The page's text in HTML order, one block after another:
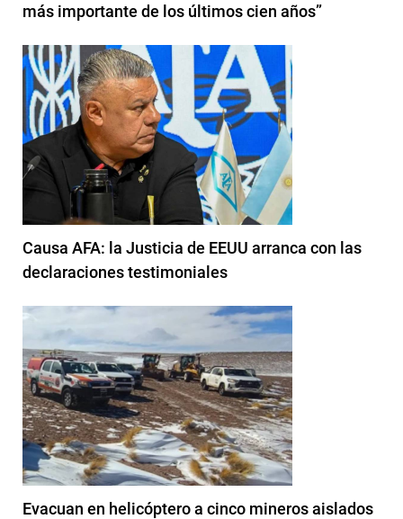
más importante de los últimos cien años”
Causa AFA: la Justicia de EEUU arranca con las
declaraciones testimoniales
Evacuan en helicóptero a cinco mineros aislados